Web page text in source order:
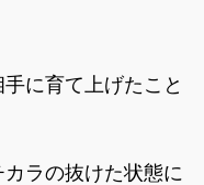
に育て上げたこと
ラの抜けた状態に